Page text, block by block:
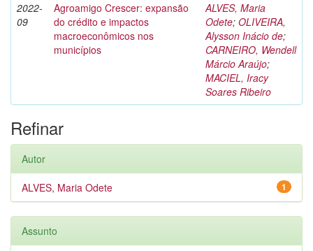
2022-
09
Agroamigo Crescer: expansão
do crédito e impactos
macroeconômicos nos
municípios
ALVES, Maria
Odete; OLIVEIRA,
Alysson Inácio de;
CARNEIRO, Wendell
Márcio Araújo;
MACIEL, Iracy
Soares Ribeiro
Refinar
Autor
1
ALVES, Maria Odete
Assunto